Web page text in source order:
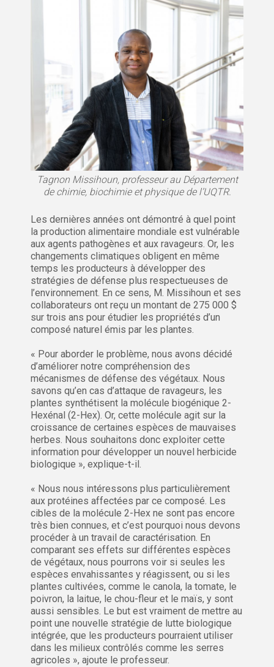
Tagnon Missihoun, professeur au Département
de chimie, biochimie et physique de l’UQTR.
Les dernières années ont démontré à quel point
la production alimentaire mondiale est vulnérable
aux agents pathogènes et aux ravageurs. Or, les
changements climatiques obligent en même
temps les producteurs à développer des
stratégies de défense plus respectueuses de
l’environnement. En ce sens, M. Missihoun et ses
collaborateurs ont reçu un montant de 275 000 $
sur trois ans pour étudier les propriétés d’un
composé naturel émis par les plantes.
« Pour aborder le problème, nous avons décidé
d’améliorer notre compréhension des
mécanismes de défense des végétaux. Nous
savons qu’en cas d’attaque de ravageurs, les
plantes synthétisent la molécule biogénique 2-
Hexénal (2-Hex). Or, cette molécule agit sur la
croissance de certaines espèces de mauvaises
herbes. Nous souhaitons donc exploiter cette
information pour développer un nouvel herbicide
biologique », explique-t-il.
« Nous nous intéressons plus particulièrement
aux protéines affectées par ce composé. Les
cibles de la molécule 2-Hex ne sont pas encore
très bien connues, et c’est pourquoi nous devons
procéder à un travail de caractérisation. En
comparant ses effets sur différentes espèces
de végétaux, nous pourrons voir si seules les
espèces envahissantes y réagissent, ou si les
plantes cultivées, comme le canola, la tomate, le
poivron, la laitue, le chou-fleur et le maïs, y sont
aussi sensibles. Le but est vraiment de mettre au
point une nouvelle stratégie de lutte biologique
intégrée, que les producteurs pourraient utiliser
dans les milieux contrôlés comme les serres
agricoles », ajoute le professeur.